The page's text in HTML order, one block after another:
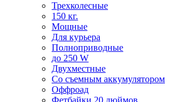
Трехколесные
150 кг.
Мощные
Для курьера
Полноприводные
до 250 W
Двухместные
Со съемным аккумулятором
Оффроад
Фетбайки 20 дюймов